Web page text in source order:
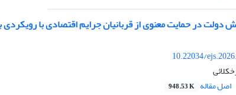
دولت در حمایت معنوی از قربانیان جرایم اقتصادی با رویکردی
10.22034/
اصل مقاله 948.53 K